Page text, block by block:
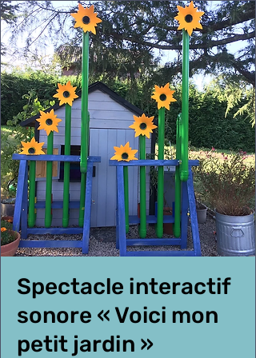
Spectacle interactif
sonore « Voici mon
petit jardin »